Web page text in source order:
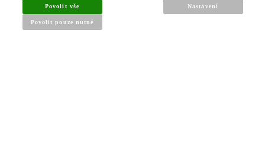
Povolit vše
Povolit pouze nutné
Nastavení